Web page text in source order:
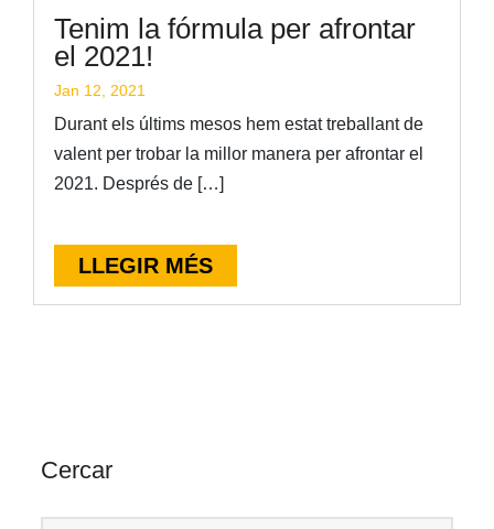
Tenim la fórmula per afrontar
el 2021!
Jan 12, 2021
Durant els últims mesos hem estat treballant de
valent per trobar la millor manera per afrontar el
2021. Després de […]
LLEGIR MÉS
Cercar